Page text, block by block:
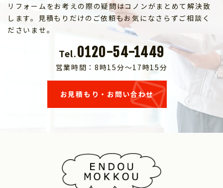
リフォームをお考えの際の疑問はコノンがまとめて解決致
します。見積もりだけのご依頼もお気になさらずご相談く
ださいませ。
Tel.0120-54-1449
営業時間：8時15分～17時15分
お見積もり・お問い合わせ